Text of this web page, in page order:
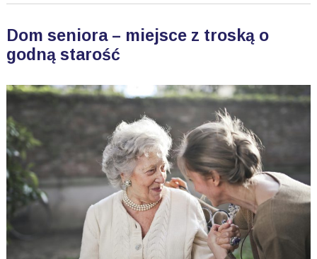
Dom seniora – miejsce z troską o
godną starość